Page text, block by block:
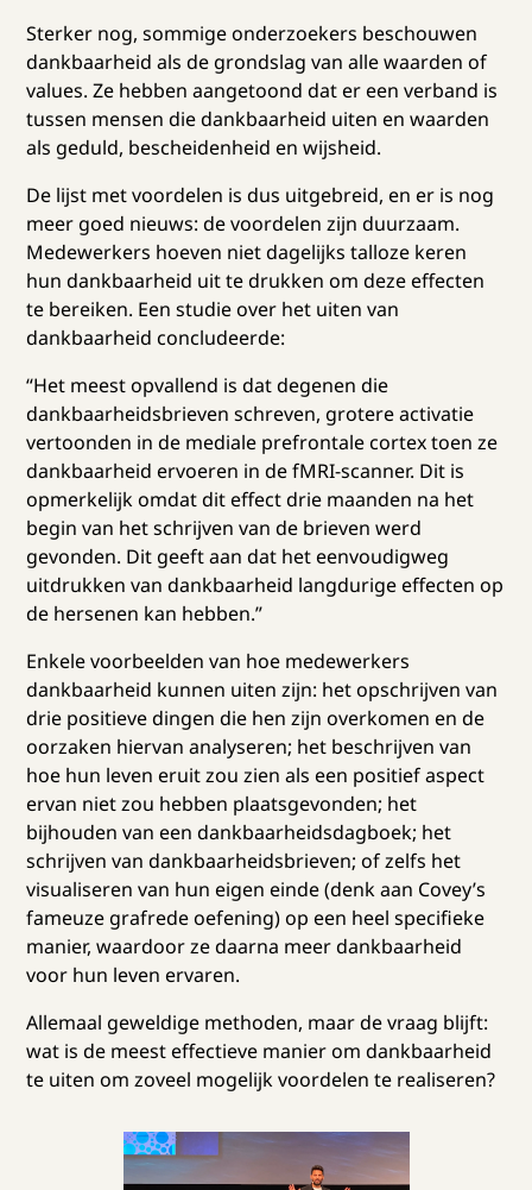
Sterker nog, sommige onderzoekers beschouwen
dankbaarheid als de grondslag van alle waarden of
values. Ze hebben aangetoond dat er een verband is
tussen mensen die dankbaarheid uiten en waarden
als geduld, bescheidenheid en wijsheid.
De lijst met voordelen is dus uitgebreid, en er is nog
meer goed nieuws: de voordelen zijn duurzaam.
Medewerkers hoeven niet dagelijks talloze keren
hun dankbaarheid uit te drukken om deze effecten
te bereiken. Een studie over het uiten van
dankbaarheid concludeerde:
“Het meest opvallend is dat degenen die
dankbaarheidsbrieven schreven, grotere activatie
vertoonden in de mediale prefrontale cortex toen ze
dankbaarheid ervoeren in de fMRI-scanner. Dit is
opmerkelijk omdat dit effect drie maanden na het
begin van het schrijven van de brieven werd
gevonden. Dit geeft aan dat het eenvoudigweg
uitdrukken van dankbaarheid langdurige effecten op
de hersenen kan hebben.”
Enkele voorbeelden van hoe medewerkers
dankbaarheid kunnen uiten zijn: het opschrijven van
drie positieve dingen die hen zijn overkomen en de
oorzaken hiervan analyseren; het beschrijven van
hoe hun leven eruit zou zien als een positief aspect
ervan niet zou hebben plaatsgevonden; het
bijhouden van een dankbaarheidsdagboek; het
schrijven van dankbaarheidsbrieven; of zelfs het
visualiseren van hun eigen einde (denk aan Covey’s
fameuze grafrede oefening) op een heel specifieke
manier, waardoor ze daarna meer dankbaarheid
voor hun leven ervaren.
Allemaal geweldige methoden, maar de vraag blijft:
wat is de meest effectieve manier om dankbaarheid
te uiten om zoveel mogelijk voordelen te realiseren?